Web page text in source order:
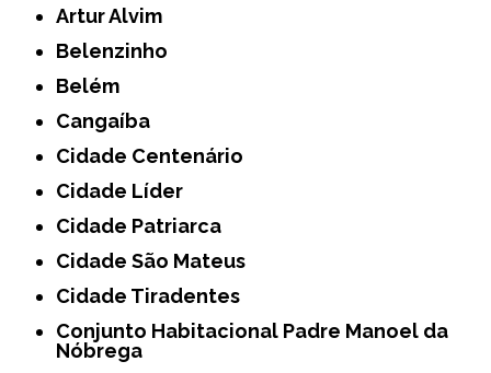
Artur Alvim
Belenzinho
Belém
Cangaíba
Cidade Centenário
Cidade Líder
Cidade Patriarca
Cidade São Mateus
Cidade Tiradentes
Conjunto Habitacional Padre Manoel da
Nóbrega